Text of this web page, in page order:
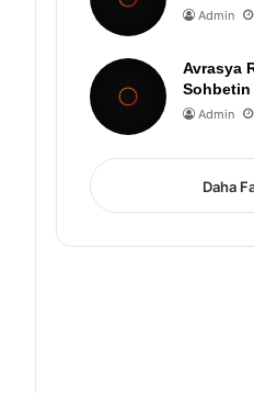
Admin
Avrasya
Sohbetin
Admin
Daha